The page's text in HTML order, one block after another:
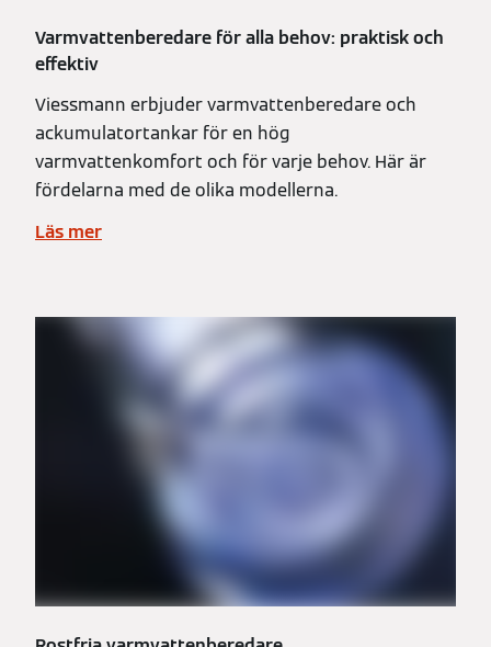
Varmvattenberedare för alla behov: praktisk och
effektiv
Viessmann erbjuder varmvattenberedare och
ackumulatortankar för en hög
varmvattenkomfort och för varje behov. Här är
fördelarna med de olika modellerna.
Läs mer